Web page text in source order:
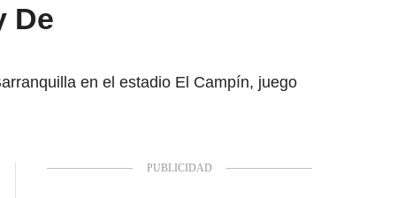
De
en el estadio El Campín, juego